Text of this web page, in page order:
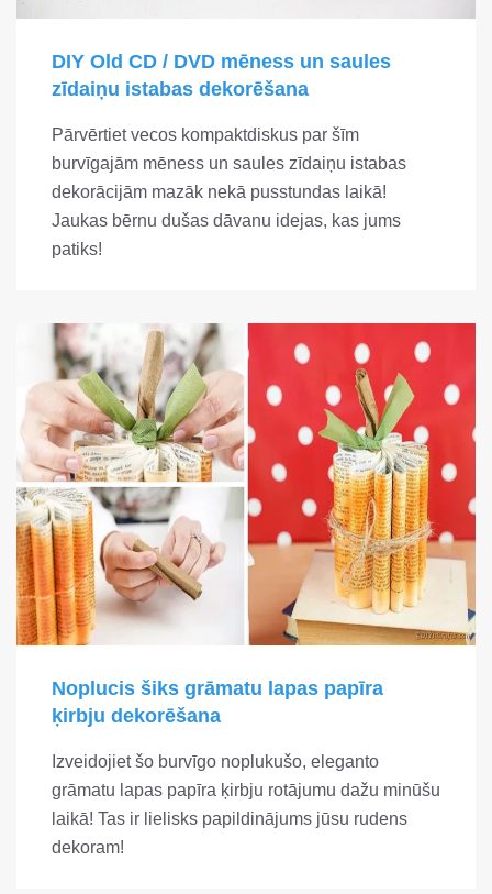
DIY Old CD / DVD mēness un saules
zīdaiņu istabas dekorēšana
Pārvērtiet vecos kompaktdiskus par šīm
burvīgajām mēness un saules zīdaiņu istabas
dekorācijām mazāk nekā pusstundas laikā!
Jaukas bērnu dušas dāvanu idejas, kas jums
patiks!
Noplucis šiks grāmatu lapas papīra
ķirbju dekorēšana
Izveidojiet šo burvīgo noplukušo, eleganto
grāmatu lapas papīra ķirbju rotājumu dažu minūšu
laikā! Tas ir lielisks papildinājums jūsu rudens
dekoram!